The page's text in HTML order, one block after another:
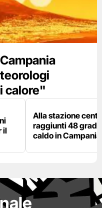
calore"
il
Alla stazione
raggiunti 48
caldo in Campania